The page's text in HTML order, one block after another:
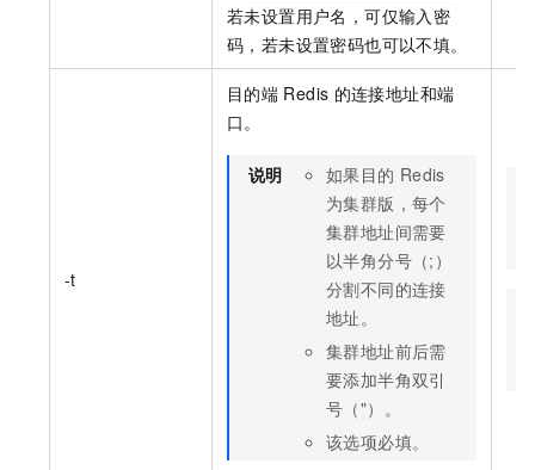
若未设置用户名，可仅输入密
码，若未设置密码也可以不填。
-t
目的端 Redis 的连接地址和端
口。
说明 如果目的 Redis
为集群版，每个
集群地址间需要
以半角分号（;）
分割不同的连接
地址。
集群地址前后需
要添加半角双引
号（"）。
该选项必填。